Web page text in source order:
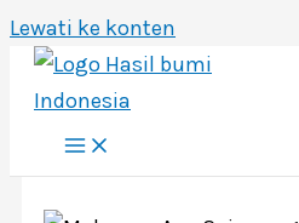
Lewati ke konten